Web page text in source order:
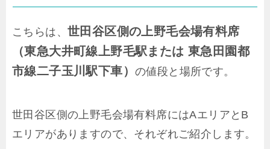
こちらは、 世田谷区側の上野毛会場有料席
（東急大井町線上野毛駅または 東急田園都
市線二子玉川駅下車） の値段と場所です。
世田谷区側の上野毛会場有料席にはAエリアとB
エリアがありますので、それぞれご紹介します。